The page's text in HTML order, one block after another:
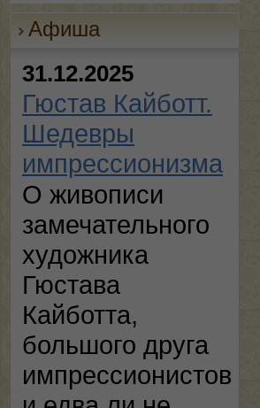
Афиша
31.12.2025
Гюстав Кайботт.
Шедевры
импрессионизма
О живописи
замечательного
художника
Гюстава
Кайботта,
большого друга
импрессионистов